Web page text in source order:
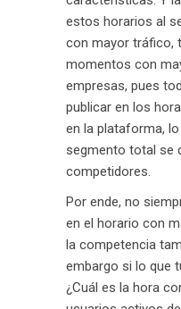
estos horarios al
con mayor tráfico,
momentos con
empresas, pues
publicar en los
en la plataforma,
segmento total se
competidores.
Por ende, no
en el horario con
la competencia
embargo si lo que
¿Cuál es la hora